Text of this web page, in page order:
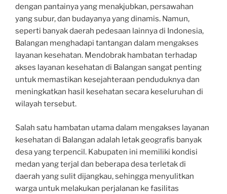
dengan pantainya yang menakjubkan, persawahan
yang subur, dan budayanya yang dinamis. Namun,
seperti banyak daerah pedesaan lainnya di Indonesia,
Balangan menghadapi tantangan dalam mengakses
layanan kesehatan. Mendobrak hambatan terhadap
akses layanan kesehatan di Balangan sangat penting
untuk memastikan kesejahteraan penduduknya dan
meningkatkan hasil kesehatan secara keseluruhan di
wilayah tersebut.
Salah satu hambatan utama dalam mengakses layanan
kesehatan di Balangan adalah letak geografis banyak
desa yang terpencil. Kabupaten ini memiliki kondisi
medan yang terjal dan beberapa desa terletak di
daerah yang sulit dijangkau, sehingga menyulitkan
warga untuk melakukan perjalanan ke fasilitas